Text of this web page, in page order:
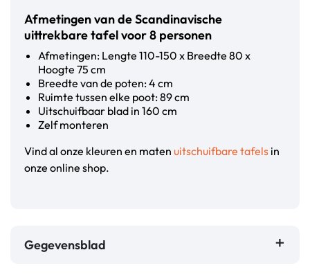
Afmetingen van de Scandinavische
uittrekbare tafel voor 8 personen
Afmetingen: Lengte 110-150 x Breedte 80 x
Hoogte 75 cm
Breedte van de poten: 4 cm
Ruimte tussen elke poot: 89 cm
Uitschuifbaar blad in 160 cm
Zelf monteren
Vind al onze kleuren en maten uitschuifbare tafels in
onze online shop.
Gegevensblad